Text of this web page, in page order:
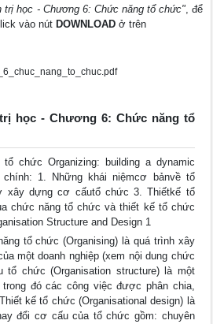
trị học - Chương 6: Chức năng tổ chức", để
vào nút DOWNLOAD ở trên
học - Chương 6: Chức năng tổ
chức Organizing: building a dynamic
chính: 1. Những khái niệmcơ bảnvề tổ
xây dựng cơ cấutổ chức 3. Thiếtkế tổ
chức năng tổ chức và thiết kế tổ chức
Structure and Design 1
tổ chức (Organising) là quá trình xây
một doanh nghiệp (xem nội dung chức
tổ chức (Organisation structure) là một
đó các công việc được phân chia,
kế tổ chức (Organisational design) là
đổi cơ cấu của tổ chức gồm: chuyên